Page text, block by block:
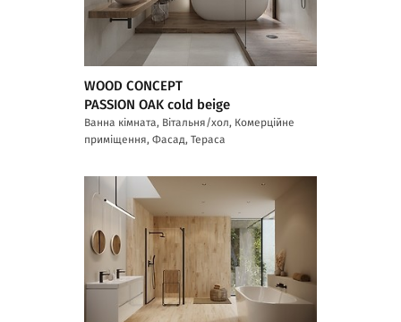
WOOD CONCEPT
PASSION OAK cold beige
Ванна кімната, Вітальня/хол, Комерційне
приміщення, Фасад, Тераса